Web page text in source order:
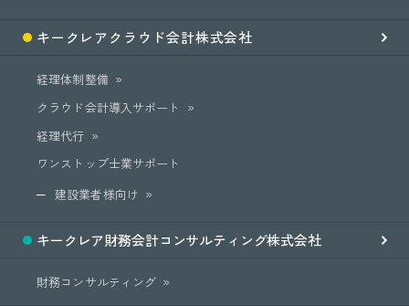
キークレアクラウド会計株式会社
経理体制整備
クラウド会計導入サポート
経理代行
ワンストップ士業サポート
建設業者様向け
キークレア財務会計コンサルティング株式会社
財務コンサルティング